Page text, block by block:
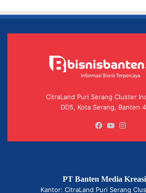
CitraLand Puri Serang Cluster
DD5, Kota Serang, Banten
Facebook
YouTube
PT Banten Media
Kantor: CitraLand Puri Serang